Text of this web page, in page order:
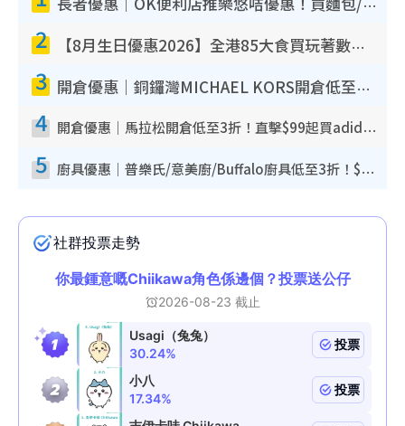
長者優惠｜OK便利店推樂悠咭優惠！買麵包/牛奶/保健品拍卡即減
2 【8月生日優惠2026】全港85大食買玩著數攻略 自助餐/火鍋放題同行免費＋誠品/DONKI送現金券
3 開倉優惠｜銅鑼灣MICHAEL KORS開倉低至17折！直擊$500起買手袋/銀包/鞋款 必買經典Jet Set系列
4 開倉優惠｜馬拉松開倉低至3折！直擊$99起買adidas／New Balance／Puma鞋款 STANLEY保溫杯劈價至$119起
5 廚具優惠｜普樂氏/意美廚/Buffalo廚具低至3折！$89起買煎鍋／炒鑊／個人鍋 同場小家電激減至$99起